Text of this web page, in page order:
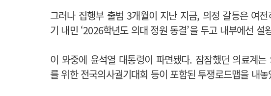
그러나 집행부 출범 3개월이 지난 지금, 의정 갈등은 여
기 내민 ‘2026학년도 의대 정원 동결’을 두고 내부에선 설
이 와중에 윤석열 대통령이 파면됐다. 잠잠했던 의료계
를 위한 전국의사궐기대회 등이 포함된 투쟁로드맵을 내놓